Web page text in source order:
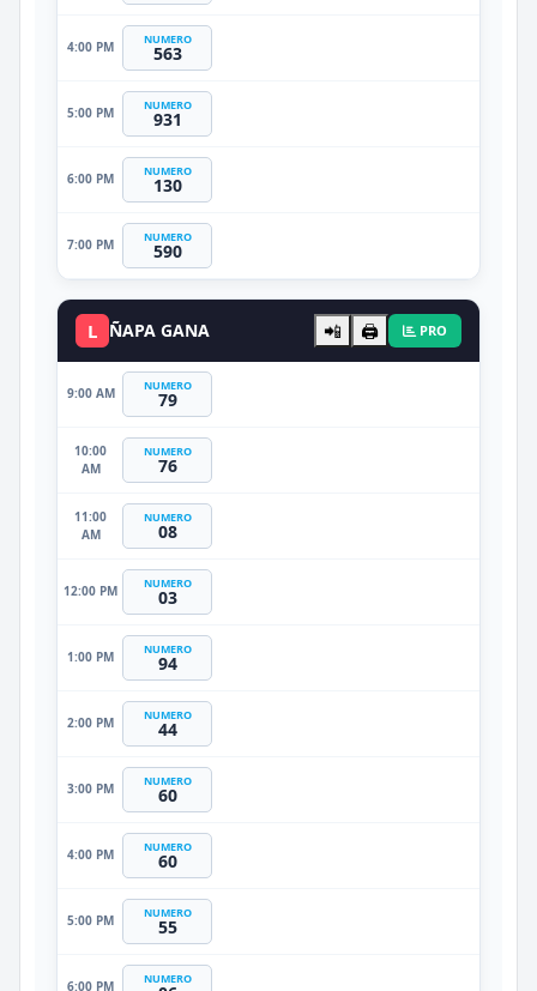
4:00 PM NUMERO
563
5:00 PM NUMERO
931
6:00 PM NUMERO
130
7:00 PM NUMERO
590
L ÑAPA GANA 📲 🖨️ PRO
9:00 AM NUMERO
79
10:00
AM
NUMERO
76
11:00
AM
NUMERO
08
12:00 PM NUMERO
03
1:00 PM NUMERO
94
2:00 PM NUMERO
44
3:00 PM NUMERO
60
4:00 PM NUMERO
60
5:00 PM NUMERO
55
6:00 PM NUMERO